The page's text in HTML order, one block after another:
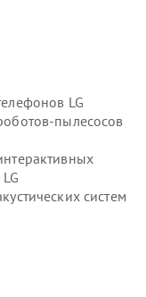
LG
пылесосов
систем